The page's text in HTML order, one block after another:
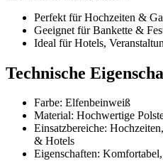
Perfekt für Hochzeiten &
Geeignet für Bankette &
Ideal für Hotels,
Technische
Farbe: Elfenbeinweiß
Material: Hochwertige
Einsatzbereiche:
& Hotels
Eigenschaften: